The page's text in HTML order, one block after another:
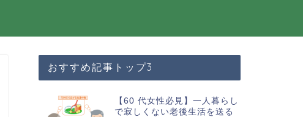
おすすめ記事トップ3
【60 代女性必見】一人暮らし
で寂しくない老後生活を送る